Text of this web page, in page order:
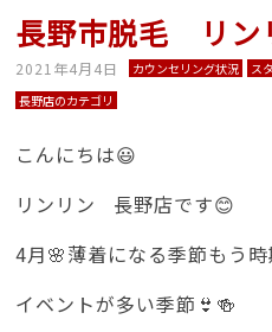
長野市脱毛 リン
2021年4月4日 カウンセリング状況 ス
長野店のカテゴリ
こんにちは😃
リンリン 長野店です😊
4月🌸薄着になる季節もう
イベントが多い季節👙🍻